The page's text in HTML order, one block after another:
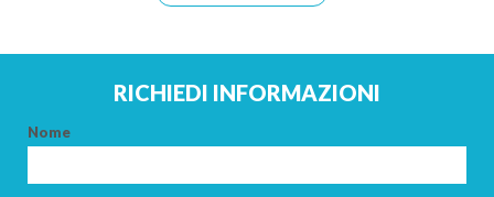
RICHIEDI INFORMAZIONI
Nome